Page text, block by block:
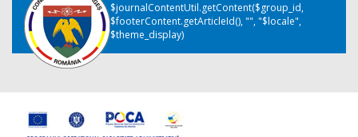
$journalContentUtil.getContent($group_id,
$footerContent.getArticleId(), "", "$locale",
$theme_display)